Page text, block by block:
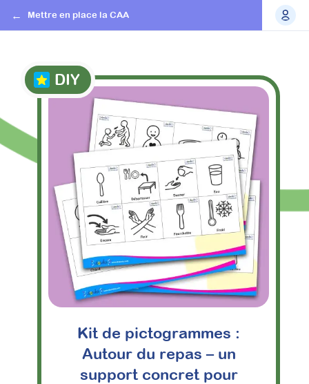
Mettre en place la CAA
DIY
Kit de pictogrammes :
Autour du repas – un
support concret pour